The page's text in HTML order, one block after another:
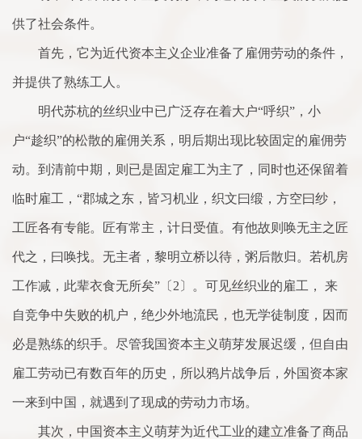
供了社会条件。
首先，它为近代资本主义企业准备了雇佣劳动的条件，
并提供了熟练工人。
明代苏杭的丝织业中已广泛存在着大户“呼织”，小
户“趁织”的松散的雇佣关系，明后期出现比较固定的雇佣劳
动。到清前中期，则已是固定雇工为主了，同时也还保留着
临时雇工，“郡城之东，皆习机业，织文曰缎，方空曰纱，
工匠各有专能。匠有常主，计日受值。有他故则唤无主之匠
代之，曰唤找。无主者，黎明立桥以待，粥后散归。若机房
工作减，此辈衣食无所矣”〔2〕。可见丝织业的雇工， 来
自竞争中失败的机户，绝少外地流民，也无学徒制度，因而
必是熟练的织手。尽管我国资本主义萌芽发展迟缓，但自由
雇工劳动已有数百年的历史，所以鸦片战争后，外国资本家
一来到中国，就遇到了现成的劳动力市场。
其次，中国资本主义萌芽为近代工业的建立准备了商品